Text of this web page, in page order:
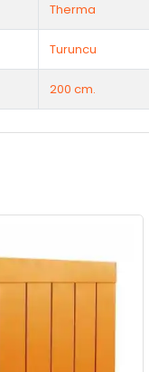
Therma
Turuncu
200 cm.